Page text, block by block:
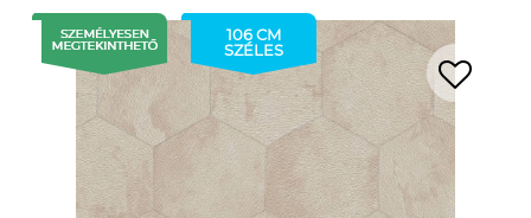
106 CM
SZÉLES